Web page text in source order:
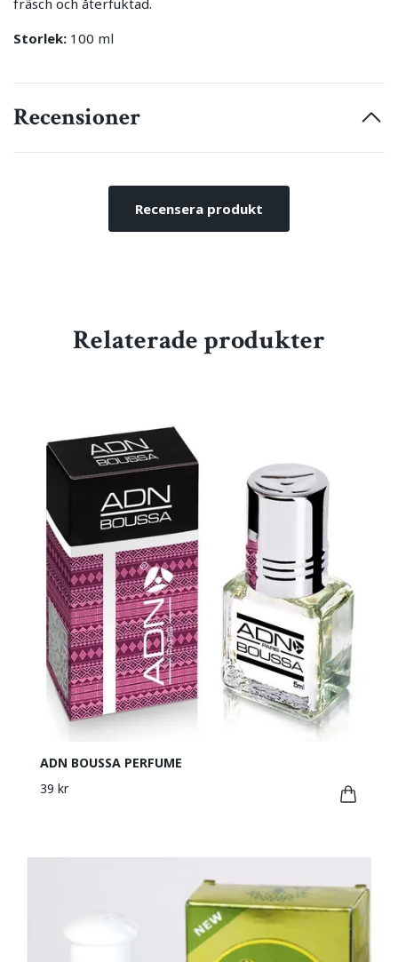
fräsch och återfuktad.
Storlek: 100 ml
Recensioner
Recensera produkt
Relaterade produkter
ADN BOUSSA PERFUME
39 kr